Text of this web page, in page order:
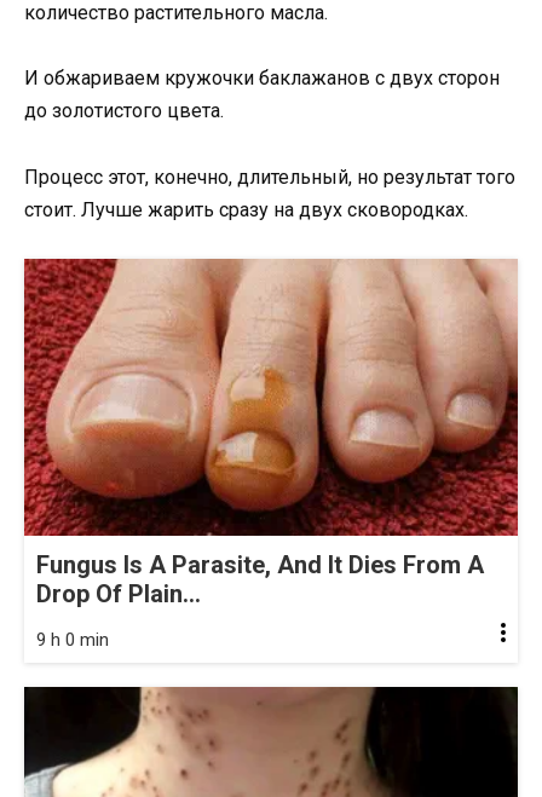
количество растительного масла.
И обжариваем кружочки баклажанов с двух сторон
до золотистого цвета.
Процесс этот, конечно, длительный, но результат того
стоит. Лучше жарить сразу на двух сковородках.
Fungus Is A Parasite, And It Dies From A
Drop Of Plain...
9 h 0 min